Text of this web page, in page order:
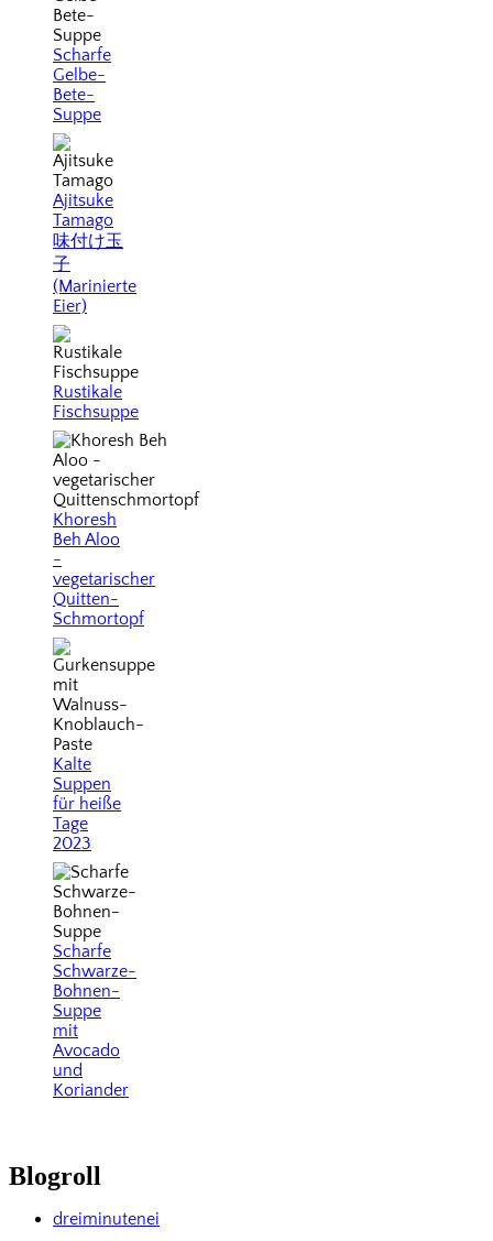
Scharfe
Gelbe-
Bete-
Suppe
Ajitsuke
Tamago
味付け玉
子
(Marinierte
Eier)
Rustikale
Fischsuppe
Khoresh
Beh Aloo
-
vegetarischer
Quitten-
Schmortopf
Kalte
Suppen
für heiße
Tage
2023
Scharfe
Schwarze-
Bohnen-
Suppe
mit
Avocado
und
Koriander
Blogroll
dreiminutenei